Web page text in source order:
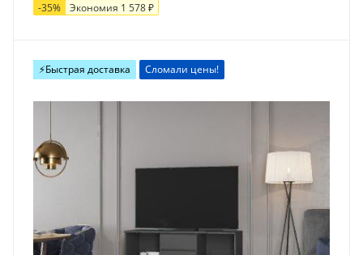
-35% Экономия 1 578₽
Новинка
⚡️Быстрая доставка Сломали цены!